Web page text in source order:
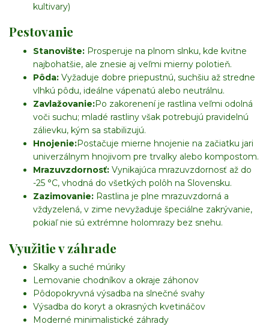
kultivary)
Pestovanie
Stanovište: Prosperuje na plnom slnku, kde kvitne
najbohatšie, ale znesie aj veľmi mierny polotieň.
Pôda: Vyžaduje dobre priepustnú, suchšiu až stredne
vlhkú pôdu, ideálne vápenatú alebo neutrálnu.
Zavlažovanie:Po zakorenení je rastlina veľmi odolná
voči suchu; mladé rastliny však potrebujú pravidelnú
zálievku, kým sa stabilizujú.
Hnojenie:Postačuje mierne hnojenie na začiatku jari
univerzálnym hnojivom pre trvalky alebo kompostom.
Mrazuvzdornosť: Vynikajúca mrazuvzdornosť až do
-25 °C, vhodná do všetkých polôh na Slovensku.
Zazimovanie: Rastlina je plne mrazuvzdorná a
vždyzelená, v zime nevyžaduje špeciálne zakrývanie,
pokiaľ nie sú extrémne holomrazy bez snehu.
Využitie v záhrade
Skalky a suché múriky
Lemovanie chodníkov a okraje záhonov
Pôdopokryvná výsadba na slnečné svahy
Výsadba do koryt a okrasných kvetináčov
Moderné minimalistické záhrady